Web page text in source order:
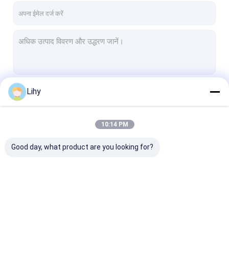
ASRS स्टेकर क्रेन
कार्टन कन्वेयर सिस्टम
डब्ल्यूएमएस डब्ल्यूसीएस
Lihy
10:14 PM
Good day, what product are you looking for?